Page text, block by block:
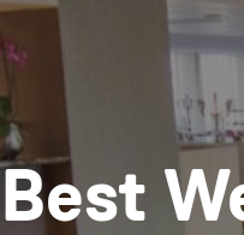
Best